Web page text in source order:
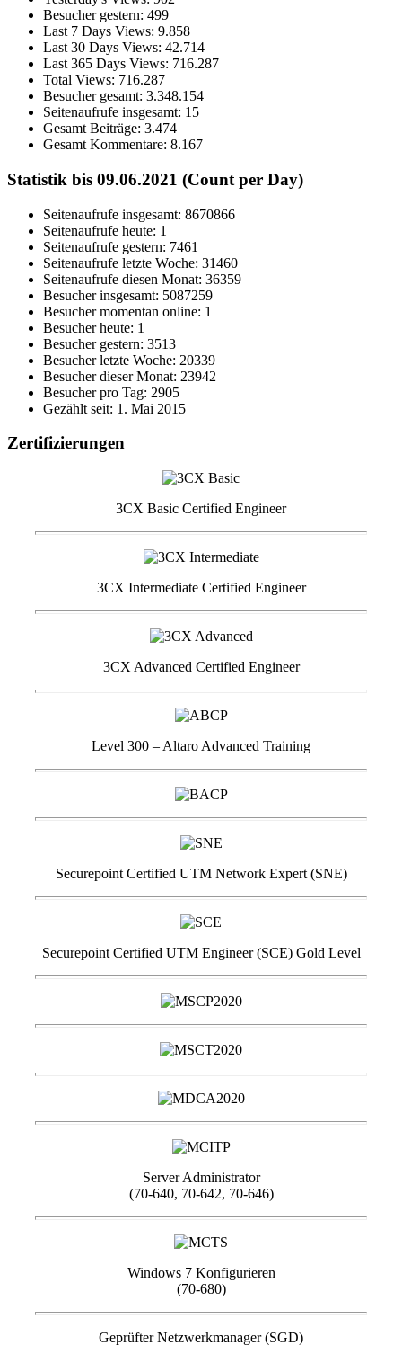
Besucher gestern: 499
Last 7 Days Views: 9.858
Last 30 Days Views: 42.714
Last 365 Days Views: 716.287
Total Views: 716.287
Besucher gesamt: 3.348.154
Seitenaufrufe insgesamt: 15
Gesamt Beiträge: 3.474
Gesamt Kommentare: 8.167
Statistik bis 09.06.2021 (Count per Day)
Seitenaufrufe insgesamt: 8670866
Seitenaufrufe heute: 1
Seitenaufrufe gestern: 7461
Seitenaufrufe letzte Woche: 31460
Seitenaufrufe diesen Monat: 36359
Besucher insgesamt: 5087259
Besucher momentan online: 1
Besucher heute: 1
Besucher gestern: 3513
Besucher letzte Woche: 20339
Besucher dieser Monat: 23942
Besucher pro Tag: 2905
Gezählt seit: 1. Mai 2015
Zertifizierungen
3CX Basic Certified Engineer
3CX Intermediate Certified Engineer
3CX Advanced Certified Engineer
Level 300 – Altaro Advanced Training
Securepoint Certified UTM Network Expert (SNE)
Securepoint Certified UTM Engineer (SCE) Gold Level
Server Administrator
(70-640, 70-642, 70-646)
Windows 7 Konfigurieren
(70-680)
Geprüfter Netzwerkmanager (SGD)